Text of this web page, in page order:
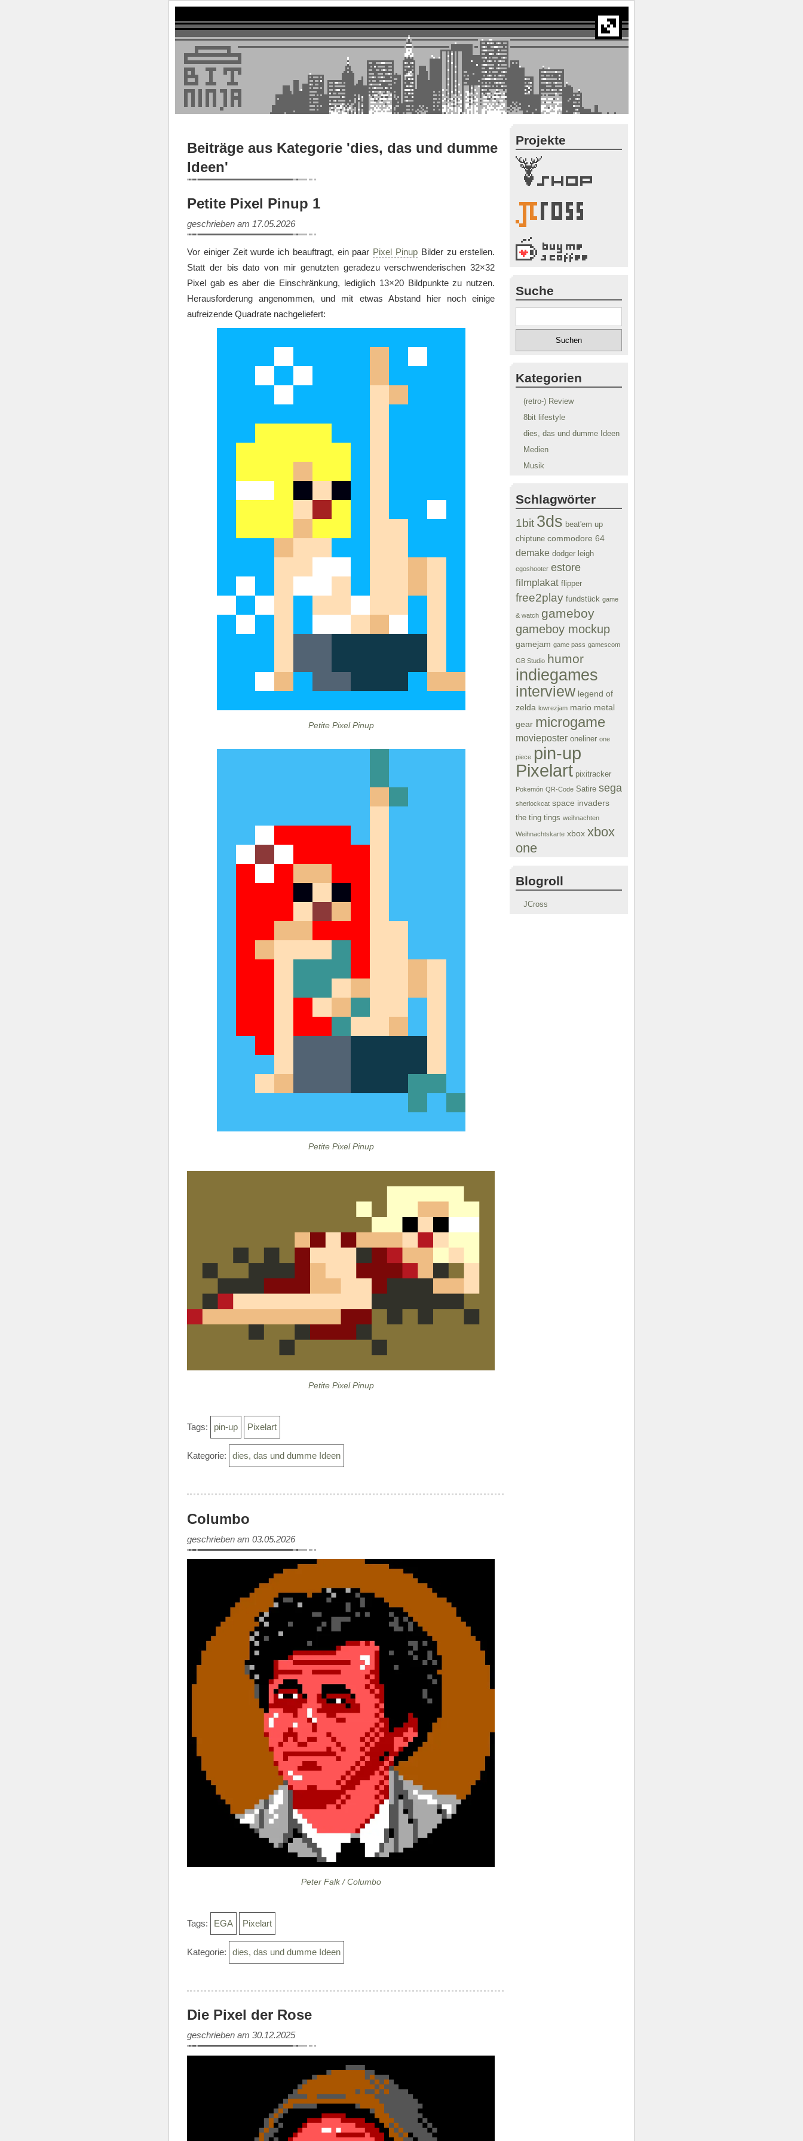
Beiträge aus Kategorie 'dies, das und dumme
Ideen'
Petite Pixel Pinup 1
geschrieben am 17.05.2026
Vor einiger Zeit wurde ich beauftragt, ein paar Pixel PinupBilder zu erstellen.
Statt der bis dato von mir genutzten geradezu verschwenderischen 32×32
Pixel gab es aber die Einschränkung, lediglich 13×20 Bildpunkte zu nutzen.
Herausforderung angenommen, und mit etwas Abstand hier noch einige
aufreizende Quadrate nachgeliefert:
Petite Pixel Pinup
Petite Pixel Pinup
Petite Pixel Pinup
Tags: pin-up Pixelart
Kategorie: dies, das und dumme Ideen
Columbo
geschrieben am 03.05.2026
Peter Falk / Columbo
Tags: EGA Pixelart
Kategorie: dies, das und dumme Ideen
Die Pixel der Rose
geschrieben am 30.12.2025
Projekte
Suche
Kategorien
(retro-) Review
8bit lifestyle
dies, das und dumme Ideen
Medien
Musik
Schlagwörter
1bit 3ds beat'em up
chiptune commodore 64
demake dodger leigh
egoshooter estore
filmplakat flipper
free2play fundstück game
& watch gameboy
gameboy mockup
gamejam game pass gamescom
GB Studio humor
indiegames
interview legend of
zelda lowrezjam mario metal
gear microgame
movieposter oneliner one
piece pin-up
Pixelart pixitracker
Pokemón QR-Code Satire sega
sherlockcat space invaders
the ting tings weihnachten
Weihnachtskarte xbox xbox
one
Blogroll
JCross